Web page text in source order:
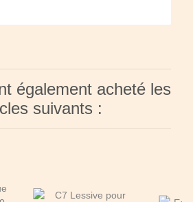
également acheté les
suivants :